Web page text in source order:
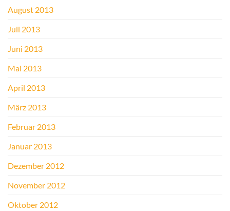
August 2013
Juli 2013
Juni 2013
Mai 2013
April 2013
März 2013
Februar 2013
Januar 2013
Dezember 2012
November 2012
Oktober 2012